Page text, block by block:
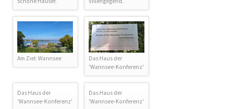
Am Ziel: Wannsee
Das Haus der
'Wannsee-Konferenz'
Das Haus der
'Wannsee-Konferenz'
Das Haus der
'Wannsee-Konferenz'